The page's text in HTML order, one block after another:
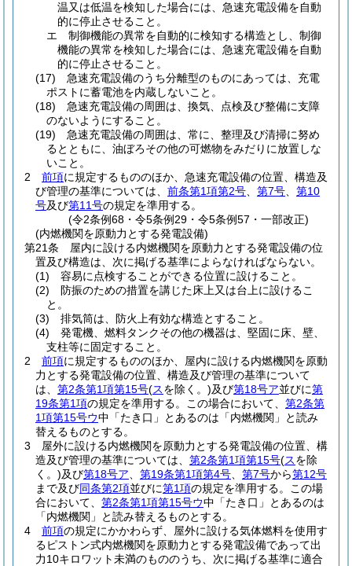
温又は低温を検知した場合には、急速充電設備を自動
的に停止させること。
エ
制御機能の異常を自動的に検知する構造とし、制御
機能の異常を検知した場合には、急速充電設備を自動
的に停止させること。
(17)
急速充電設備のうち分離型のものにあっては、充電
ポストに蓄電池を内蔵しないこと。
(18)
急速充電設備の周囲は、換気、点検及び整備に支障
のないようにすること。
(19)
急速充電設備の周囲は、常に、整理及び清掃に努め
るとともに、油ぼろその他の可燃物をみだりに放置しな
いこと。
2
前項に規定するもののほか、急速充電設備の位置、構造及
び管理の基準については、 前条第1項第2号 第7号
第10
号及び第11号の規定を準用する。
(令2条例68・令5条例29・令5条例57・一部改正)
(内燃機関を原動力とする発電設備)
第21条
屋内に設ける内燃機関を原動力とする発電設備の位
置及び構造は、次に掲げる基準によらなければならない。
(1)
容易に点検することができる位置に設けること。
(2)
防振のための措置を講じた床上又は台上に設けるこ
と。
(3)
排気筒は、防火上有効な構造とすること。
(4)
発電機、燃料タンクその他の機器は、堅固に床、壁、
支柱等に固定すること。
2
前項に規定するもののほか、屋内に設ける内燃機関を原動
力とする発電設備の位置、構造及び管理の基準について
は、 第2条第1項第15号(スを除く。)及び第18号ア並びに第
19条第1項の規定を準用する。 この場合において、 第2条第
1項第15号ウ中「たき口」とあるのは「内燃機関」と読み
替えるものとする。
3
屋外に設ける内燃機関を原動力とする発電設備の位置、構
造及び管理の基準については、 第2条第1項第15号(スを除
く。)及び第18号ア 第19条第1項第4号 第7号から第12号
まで及び同条第2項並びに第1項の規定を準用する。
この場
合において、 第2条第1項第15号ウ中「たき口」とあるのは
「内燃機関」と読み替えるものとする。
4
前項の規定にかかわらず、屋外に設ける気体燃料を使用す
るピストン式内燃機関を原動力とする発電設備であって出
力10キロワット未満のもののうち、次に掲げる基準に適合